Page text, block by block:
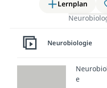
Lernplan
Video
Neurobiologie
e